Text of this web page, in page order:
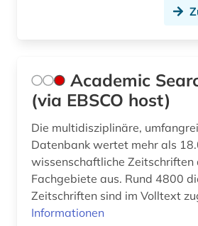
bestand (1)
bestandsverzeichnis (1)
betriebswirtschaftslehre (2)
bibel (2)
Academic
(via EBSCO host)
Die multidisziplinäre,
Datenbank wertet mehr als
wissenschaftliche Zeitschriften
Fachgebiete aus. Rund 4800
Zeitschriften sind im Volltext
Informationen